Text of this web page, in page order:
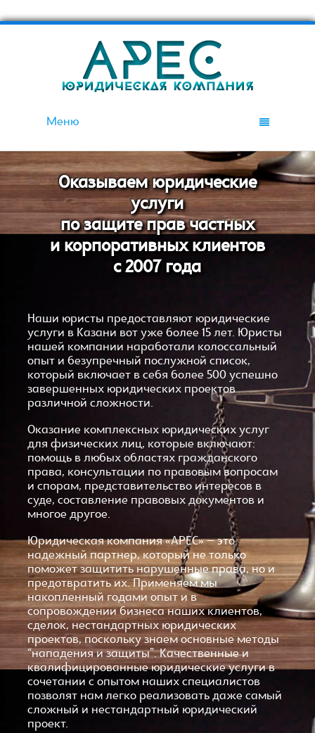
Меню
Оказываем юридические
услуги
по защите прав частных
и корпоративных клиентов
с 2007 года
Наши юристы предоставляют юридические
услуги в Казани вот уже более 15 лет. Юристы
нашей компании наработали колоссальный
опыт и безупречный послужной список,
который включает в себя более 500 успешно
завершенных юридических проектов
различной сложности.
Оказание комплексных юридических услуг
для физических лиц, которые включают:
помощь в любых областях гражданского
права, консультации по правовым вопросам
и спорам, представительство интересов в
суде, составление правовых документов и
многое другое.
Юридическая компания «АРЕС» – это
надежный партнер, который не только
поможет защитить нарушенные права, но и
предотвратить их. Применяем мы
накопленный годами опыт и в
сопровождении бизнеса наших клиентов,
сделок, нестандартных юридических
проектов, поскольку знаем основные методы
“нападения и защиты”. Качественные и
квалифицированные юридические услуги в
сочетании с опытом наших специалистов
позволят нам легко реализовать даже самый
сложный и нестандартный юридический
проект.